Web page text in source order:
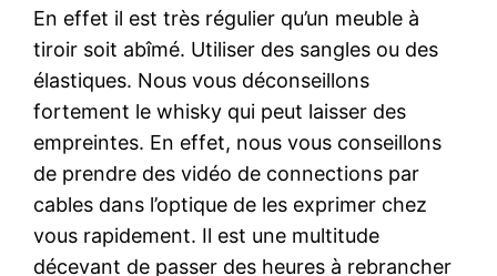
En effet il est très régulier qu’un meuble à
tiroir soit abîmé. Utiliser des sangles ou des
élastiques. Nous vous déconseillons
fortement le whisky qui peut laisser des
empreintes. En effet, nous vous conseillons
de prendre des vidéo de connections par
cables dans l’optique de les exprimer chez
vous rapidement. Il est une multitude
décevant de passer des heures à rebrancher